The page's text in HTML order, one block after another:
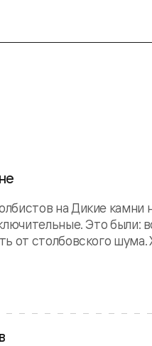
на Дикие камни
Это были:
от столбовского